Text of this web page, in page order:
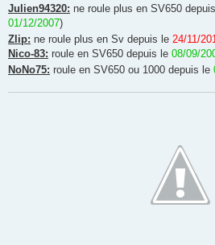
Julien94320: ne roule plus en SV650
01/12/2007)
Zlip: ne roule plus en Sv depuis le 24/11/
Nico-83: roule en SV650 depuis le 08/09/
NoNo75: roule en SV650 ou 1000 depuis le